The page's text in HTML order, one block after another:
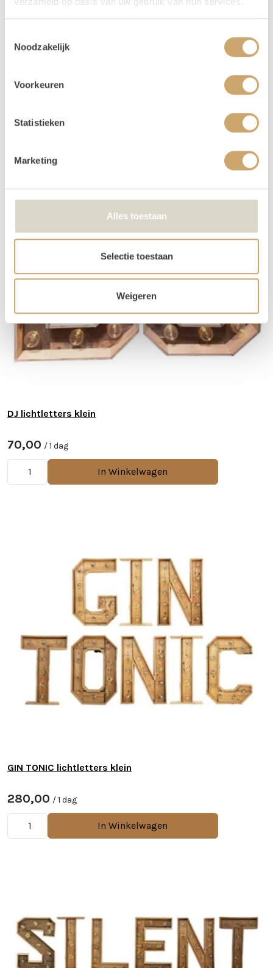
Noodzakelijk
Voorkeuren
Statistieken
Marketing
Alles toestaan
Selectie toestaan
Weigeren
105,00 / 1 dag
DJ lichtletters klein
70,00 / 1 dag
In Winkelwagen
GIN TONIC lichtletters klein
280,00 / 1 dag
In Winkelwagen